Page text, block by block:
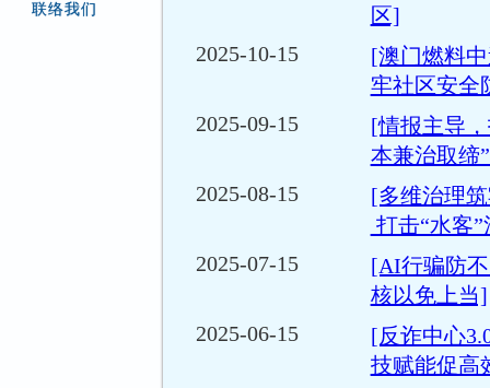
联络我们
区]
2025-10-15
[澳门燃料
牢社区安全
2025-09-15
[情报主导
本兼治取缔
2025-08-15
[多维治理
打击“水客
2025-07-15
[AI行骗防
核以免上当]
2025-06-15
[反诈中心
技赋能促高